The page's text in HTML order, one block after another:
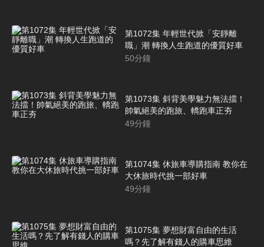
第1072集 年輕世代掀「安靜離
職」潮 轉換人生跑道的優質好車
50分鐘
第1073集 斜背美學魅力無法擋！
帥氣絕美的跑旅、轎跑車正夯
49分鐘
第1074集 休旅車導購指南 教你在
大休旅時代挑一部好車
49分鐘
第1075集 夢想財富自由的生活
嗎？先了解有錢人的購車思維